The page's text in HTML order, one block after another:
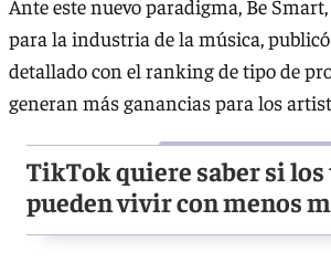
Ante este nuevo paradigma, Be
para la industria de la música,
detallado con el ranking de tipo de
generan más ganancias para los
TikTok quiere saber si
pueden vivir con menos